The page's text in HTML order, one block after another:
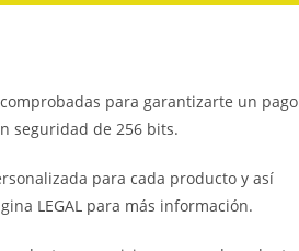
para garantizarte un pago
seguridad de 256 bits.
para cada producto y así
LEGAL para más información.